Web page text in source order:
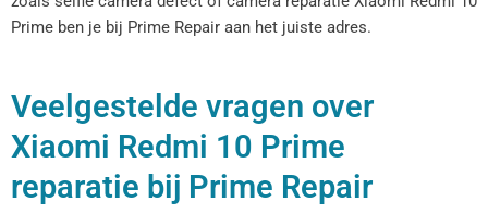
Prime ben je bij Prime Repair aan het juiste adres.
Veelgestelde vragen over
Xiaomi Redmi 10 Prime
reparatie bij Prime Repair